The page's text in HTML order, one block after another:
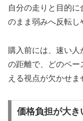
自分の走りと目的
のまま弱みへ反転し
購入前には、速い
の距離で、どのペー
える視点が欠かせま
価格負担が大き